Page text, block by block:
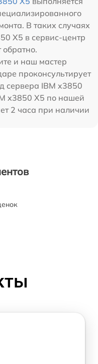
В таких случаях
X5 в сервис-центр
и наш мастер
проконсультирует
сервера IBM x3850
x3850 X5 по нашей
2 часа при наличии